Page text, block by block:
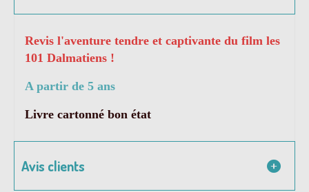
Revis l'aventure tendre et captivante du film les
101 Dalmatiens !
A partir de 5 ans
Livre cartonné bon état
Avis clients